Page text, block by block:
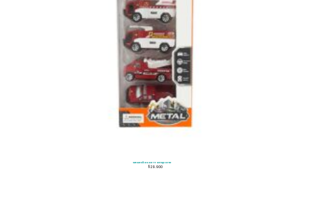
Set Medios De Transporte
$29.900